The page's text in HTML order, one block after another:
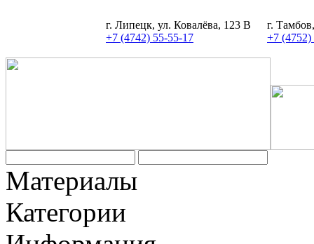
г. Липецк, ул. Ковалёва, 123 В
+7 (4742) 55-55-17
г.
+7 (4752)
Материалы
Категории